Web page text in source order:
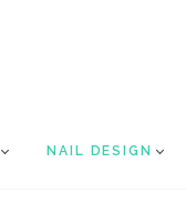
NAIL DESIGN